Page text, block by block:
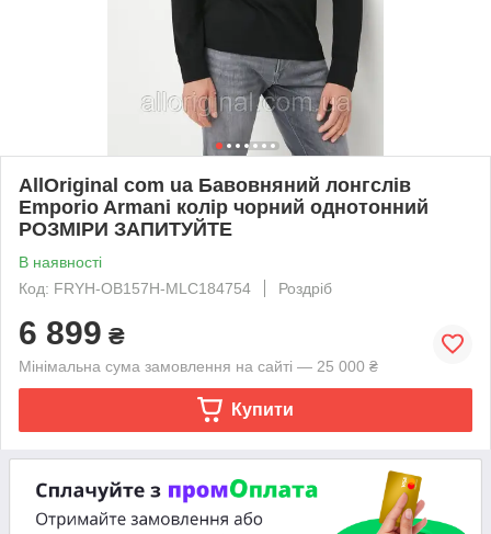
AllOriginal com ua Бавовняний лонгслів
Emporio Armani колір чорний однотонний
РОЗМІРИ ЗАПИТУЙТЕ
В наявності
Код: FRYH-OB157H-MLC184754
Роздріб
6 899 ₴
Мінімальна сума замовлення на сайті — 25 000 ₴
Купити